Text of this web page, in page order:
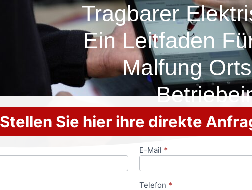
Tragbarer
Ein Leitfaden
Malfung
Stellen Sie hier ihre direkte
E-Mail *
Telefon *